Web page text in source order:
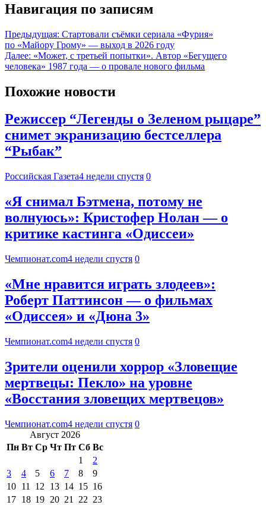
Навигация по записям
Предыдущая: Стартовали съёмки сериала «Фурия»
по «Майору Грому» — выход в 2026 году
Далее: «Может, с третьей попытки». Автор «Бегущего
человека» 1987 года — о провале нового фильма
Похожие новости
Режиссер “Легенды о Зеленом рыцаре”
снимет экранизацию бестселлера
“Рыбак”
Российская Газета4 недели спустя 0
«Я снимал Бэтмена, потому не
волнуюсь»: Кристофер Нолан — о
критике кастинга «Одиссеи»
Чемпионат.com4 недели спустя 0
«Мне нравится играть злодеев»:
Роберт Паттинсон — о фильмах
«Одиссея» и «Дюна 3»
Чемпионат.com4 недели спустя 0
Зрители оценили хоррор «Зловещие
мертвецы: Пекло» на уровне
«Восстания зловещих мертвецов»
Чемпионат.com4 недели спустя 0
Август 2026
Пн Вт Ср Чт Пт Сб Вс
1
2
3
4 5 6 7 8
9
10 11 12 13 14 15 16
17 18 19 20 21 22 23